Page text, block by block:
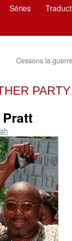
Séries
Cessons la